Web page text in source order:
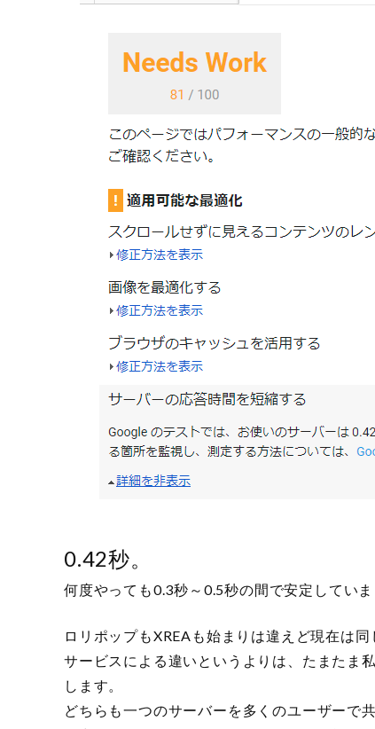
0.42秒。
何度やっても0.3秒～0.5秒の間で安定してい
ロリポップもXREAも始まりは違えど現在は
サービスによる違いというよりは、たまたま
します。
どちらも一つのサーバーを多くのユーザーで